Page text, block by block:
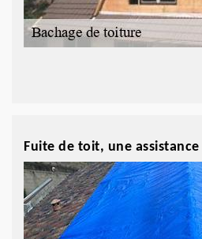
Fuite de toit, une